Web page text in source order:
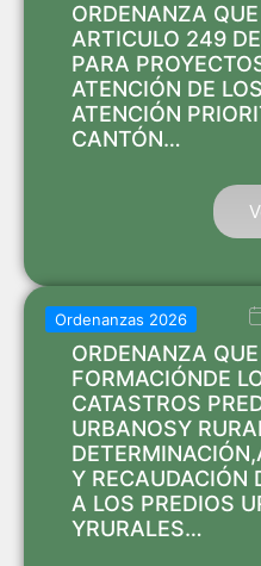
ORDENANZA
ARTICULO 249
PARA
ATENCIÓN DE
ATENCIÓN
CANTÓN…
Ordenanzas 2026
ORDENANZA
FORMACIÓNDE
CATASTROS
URBANOSY
Y RECAUDACIÓN
A LOS PREDIOS
YRURALES…